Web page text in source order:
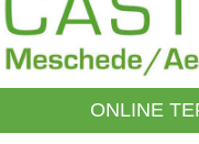
ONLINE